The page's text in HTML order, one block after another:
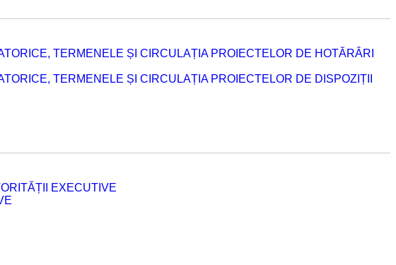
TERMENELE ȘI CIRCULAȚIA PROIECTELOR DE HOTĂRÂRI
TERMENELE ȘI CIRCULAȚIA PROIECTELOR DE DISPOZIȚII
EXECUTIVE